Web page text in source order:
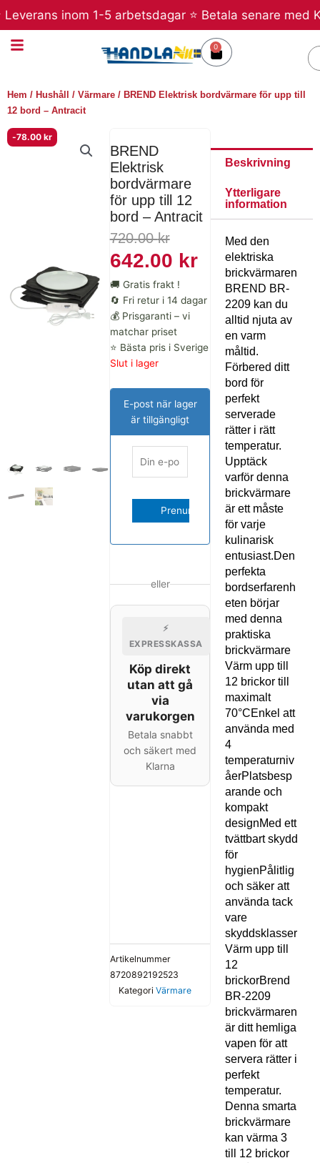
till
innehåll
inom 1-5 arbetsdagar ⭐ Betala senare med
0
Varukorg
Hem / Hushåll / Värmare / BREND Elektrisk bordvärmare för upp till
12 bord – Antracit
-78.00 kr
BREND
Elektrisk
bordvärmare
för upp till 12
bord – Antracit
720.00krDet
ursprungliga
priset
var:
720.00 kr.
642.00 kr
Det
nuvarande
priset
är:
642.00 kr.
🚚 Gratis frakt !
🔄 Fri retur i 14 dagar
💰 Prisgaranti – vi
matchar priset
⭐ Bästa pris i Sverige
Slut i lager
E-post när lager
är tillgängligt
eller
⚡
EXPRESSKASSA
Köp direkt
utan att gå
via
varukorgen
Betala snabbt
och säkert med
Klarna
Artikelnummer
8720892192523
Kategori Värmare
Beskrivning
Ytterligare
information
Med den
elektriska
brickvärmaren
BREND BR-
2209 kan du
alltid njuta av
en varm
måltid.
Förbered ditt
bord för
perfekt
serverade
rätter i rätt
temperatur.
Upptäck
varför denna
brickvärmare
är ett måste
för varje
kulinarisk
entusiast.Den
perfekta
bordserfarenh
eten börjar
med denna
praktiska
brickvärmare
Värm upp till
12 brickor till
maximalt
70°CEnkel att
använda med
4
temperaturniv
åerPlatsbesp
arande och
kompakt
designMed ett
tvättbart skydd
för
hygienPålitlig
och säker att
använda tack
vare
skyddsklasser
Värm upp till
12
brickorBrend
BR-2209
brickvärmaren
är ditt hemliga
vapen för att
servera rätter i
perfekt
temperatur.
Denna smarta
brickvärmare
kan värma 3
till 12 brickor